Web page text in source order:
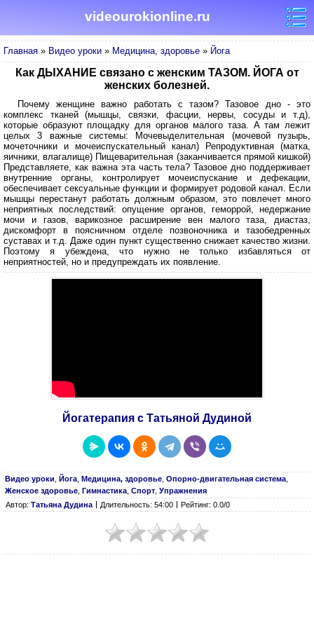
videourokionline.ru
Главная » Видео уроки » Медицина, здоровье » Йога
Как ДЫХАНИЕ связано с женским ТАЗОМ. ЙОГА от
женских болезней.
Почему женщине важно работать с тазом? Тазовое дно - это
комплекс тканей (мышцы, связки, фасции, нервы, сосуды и т.д),
которые образуют площадку для органов малого таза. А там лежит
целых 3 важные системы: Мочевыделительная (мочевой пузырь,
мочеточники и мочеиспускательный канал) Репродуктивная (матка,
яичники, влагалище) Пищеварительная (заканчивается прямой кишкой)
Представляете, как важна эта часть тела? Тазовое дно поддерживает
внутренние органы, контролирует мочеиспускание и дефекации,
обеспечивает сексуальные функции и формирует родовой канал. Если
мышцы перестанут работать должным образом, это повлечет много
неприятных последствий: опущение органов, геморрой, недержание
мочи и газов, варикозное расширение вен малого таза, диастаз,
дискомфорт в поясничном отделе позвоночника и тазобедренных
суставах и т.д. Даже один пункт существенно снижает качество жизни.
Поэтому я убеждена, что нужно не только избавляться от
неприятностей, но и предупреждать их появление.
Йогатерапия с Татьяной Дудиной
Видео уроки Йога Медицина, здоровье Опорно-двигательная система
Женское здоровье Гимнастика Спорт Упражнения
Автор: Татьяна Дудина Длительность: 54:00 Рейтинг: 0.0/0